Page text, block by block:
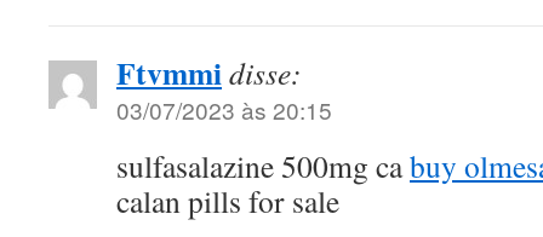
Ftvmmidisse:
03/07/2023 às 20:15
sulfasalazine 500mg cabuy
calan pills for sale